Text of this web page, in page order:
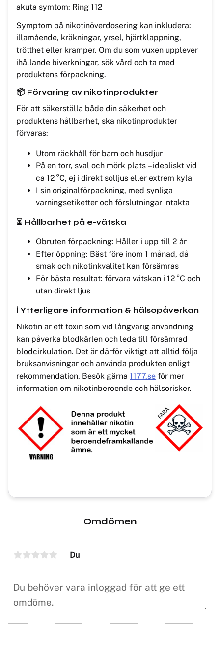
akuta symtom: Ring 112
Symptom på nikotinöverdosering kan inkludera:
illamående, kräkningar, yrsel, hjärtklappning,
trötthet eller kramper. Om du som vuxen upplever
ihållande biverkningar, sök vård och ta med
produktens förpackning.
📦 Förvaring av nikotinprodukter
För att säkerställa både din säkerhet och
produktens hållbarhet, ska nikotinprodukter
förvaras:
Utom räckhåll för barn och husdjur
På en torr, sval och mörk plats – idealiskt vid
ca 12 °C, ej i direkt solljus eller extrem kyla
I sin originalförpackning, med synliga
varningsetiketter och förslutningar intakta
⏳ Hållbarhet på e-vätska
Obruten förpackning: Håller i upp till 2 år
Efter öppning: Bäst före inom 1 månad, då
smak och nikotinkvalitet kan försämras
För bästa resultat: förvara vätskan i 12 °C och
utan direkt ljus
ℹ️ Ytterligare information & hälsopåverkan
Nikotin är ett toxin som vid långvarig användning
kan påverka blodkärlen och leda till försämrad
blodcirkulation. Det är därför viktigt att alltid följa
bruksanvisningar och använda produkten enligt
rekommendation. Besök gärna 1177.se för mer
information om nikotinberoende och hälsorisker.
Omdömen
Du